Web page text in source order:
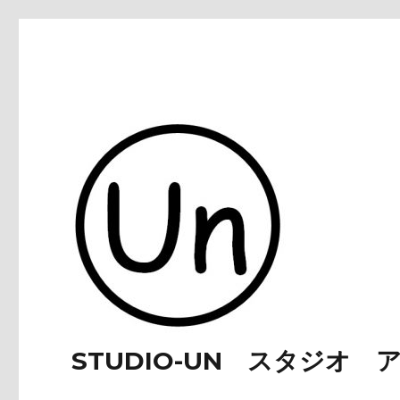
STUDIO-UN スタジオ